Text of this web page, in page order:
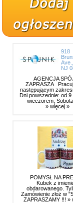
918
NJ
AGENCJA
ZAPRASZA
następującym
Dni powszednie: od 9
wieczorem,
» więcej »
POMYSŁ NA
Kubek z
obdarowanego.
Zamówienie złoż w
ZAPRASZAMY !!! »